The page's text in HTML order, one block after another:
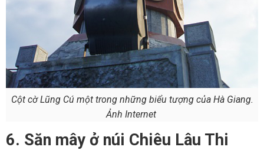
Cột cờ Lũng Cú một trong những biểu tượng của Hà Giang.
Ảnh Internet
6. Săn mây ở núi Chiêu Lâu Thi